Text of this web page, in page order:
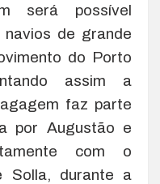
será possível
de grande
do Porto
assim a
faz parte
por Augustão e
com o
Solla, durante a